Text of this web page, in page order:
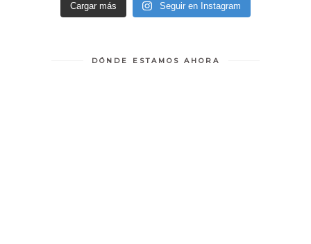
Cargar más Seguir en Instagram
DÓNDE ESTAMOS AHORA